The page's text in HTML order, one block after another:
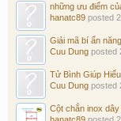
những ưu điểm
hanatc89 posted
Giải mã bí ẩn
Cuu Dung posted
Tử Bình Giúp
Cuu Dung posted
Cột chắn inox dây